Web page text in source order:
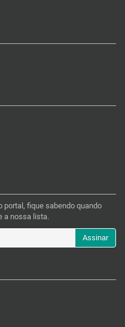
portal, fique sabendo quando
a nossa lista.
Assinar